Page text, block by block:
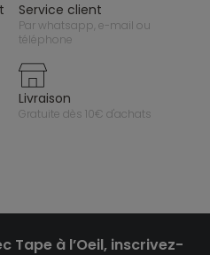
service client
par whatsapp, e-mail ou
téléphone
livraison
gratuite dès 10€ d'achats
Tape à l’Oeil, inscrivez-